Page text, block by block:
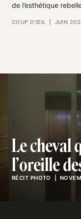
de l’esthétique
COUP D’ŒIL | JUIN
RÉCIT PHOTO |
Le cheval
l’oreille